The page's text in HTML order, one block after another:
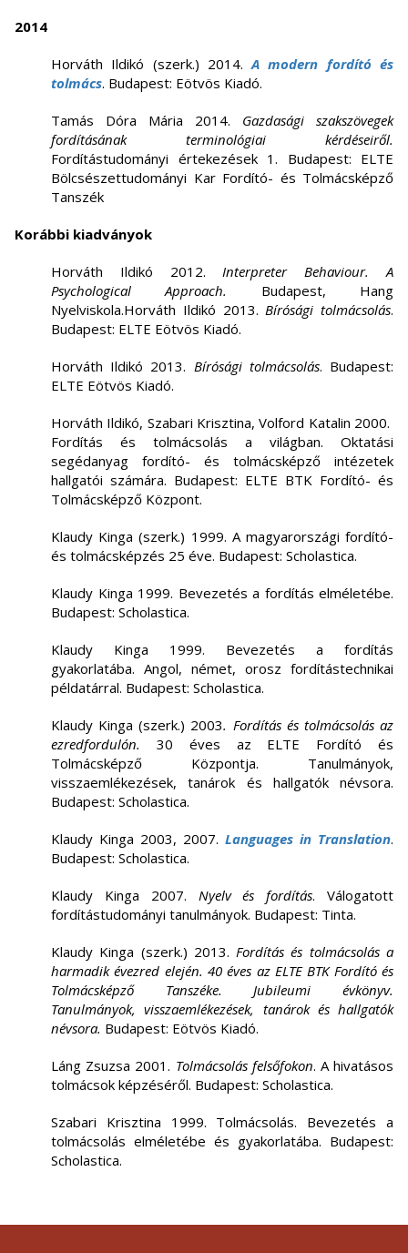
2014
Horváth Ildikó (szerk.) 2014.A modern fordító és
tolmács. Budapest: Eötvös Kiadó.
Tamás Dóra Mária 2014. Gazdasági szakszövegek
fordításának terminológiai kérdéseiről.
Fordítástudományi értekezések 1. Budapest: ELTE
Bölcsészettudományi Kar Fordító- és Tolmácsképző
Tanszék
Korábbi kiadványok
Horváth Ildikó 2012.Interpreter Behaviour. A
Psychological Approach.
Budapest, Hang
Nyelviskola.Horváth Ildikó 2013.Bírósági tolmácsolás.
Budapest: ELTE Eötvös Kiadó.
Horváth Ildikó 2013. Bírósági tolmácsolás. Budapest:
ELTE Eötvös Kiadó.
Horváth Ildikó, Szabari Krisztina, Volford Katalin 2000.
Fordítás és tolmácsolás a világban. Oktatási
segédanyag fordító- és tolmácsképző intézetek
hallgatói számára. Budapest: ELTE BTK Fordító- és
Tolmácsképző Központ.
Klaudy Kinga (szerk.) 1999. A magyarországi fordító-
és tolmácsképzés 25 éve. Budapest: Scholastica.
Klaudy Kinga 1999. Bevezetés a fordítás elméletébe.
Budapest: Scholastica.
Klaudy Kinga 1999. Bevezetés a fordítás
gyakorlatába. Angol, német, orosz fordítástechnikai
példatárral. Budapest: Scholastica.
Klaudy Kinga (szerk.) 2003. Fordítás és tolmácsolás az
ezredfordulón. 30 éves az ELTE Fordító és
Tolmácsképző Központja. Tanulmányok,
visszaemlékezések, tanárok és hallgatók névsora.
Budapest: Scholastica.
Klaudy Kinga 2003, 2007. Languages in Translation.
Budapest: Scholastica.
Klaudy Kinga 2007. Nyelv és fordítás. Válogatott
fordítástudományi tanulmányok. Budapest: Tinta.
Klaudy Kinga (szerk.) 2013.Fordítás és tolmácsolás a
harmadik évezred elején. 40 éves az ELTE BTK Fordító és
Tolmácsképző Tanszéke. Jubileumi évkönyv.
Tanulmányok, visszaemlékezések, tanárok és hallgatók
névsora. Budapest: Eötvös Kiadó.
Láng Zsuzsa 2001. Tolmácsolás felsőfokon. A hivatásos
tolmácsok képzéséről. Budapest: Scholastica.
Szabari Krisztina 1999. Tolmácsolás. Bevezetés a
tolmácsolás elméletébe és gyakorlatába. Budapest:
Scholastica.